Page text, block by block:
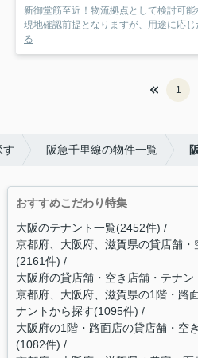
新御堂筋至近！物流拠点として検討可
現地確認前提となりますが、用途に応
る
1
す 阪急千里線の物件一覧
おすすめこだわり特集
大阪のテナント一覧(2452件)
京都府、大阪府、滋賀県の貸店舗
(2161件)
大阪府の貸店舗・空き店舗・テナ
京都府、大阪府、滋賀県の1階・路
ナントから探す(1095件)
大阪府の1階・路面店の貸店舗・空
(1082件)